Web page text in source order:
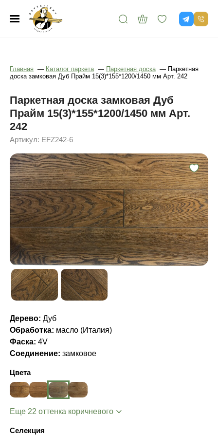
Главная — Каталог паркета — Паркетная доска — Паркетная
доска замковая Дуб Прайм 15(3)*155*1200/1450 мм Арт. 242
Паркетная доска замковая Дуб
Прайм 15(3)*155*1200/1450 мм Арт.
242
Артикул: EFZ242-6
Дерево: Дуб
Обработка: масло (Италия)
Фаска: 4V
Соединение: замковое
Цвета
Еще 22 оттенка коричневого
Селекция